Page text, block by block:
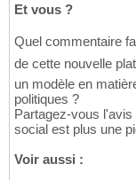
Et vous ?
Quel commentaire
de cette nouvelle
un modèle en
politiques ?
Partagez-vous
social est plus une
Voir aussi :